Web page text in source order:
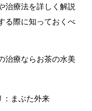
治療法を詳しく解説
る際に知っておくべ
治療ならお茶の水美
まぶた外来